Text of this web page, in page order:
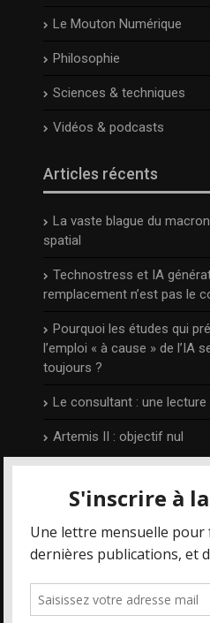
Le Mouton Numérique
Philosophie
Sciences & techniques
Vidéos & podcasts
Articles récents
La vaste blague du
spatial
Technostress et IA
remplacement n’est pas le
Pourquoi les études qui
l’emploi « à cause » de l’IA
toujours ?
Le consultant : une
Artemis II : objectif nul
Publié et édité par Irénée
va le web ?est un blog qui
nouvelles technologies et le
particulier, depuis 2014.